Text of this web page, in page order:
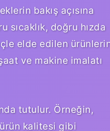
bakış açısına
doğru hızda
elde edilen
ve makine imalatı
tutulur. Örneğin,
kalitesi gibi